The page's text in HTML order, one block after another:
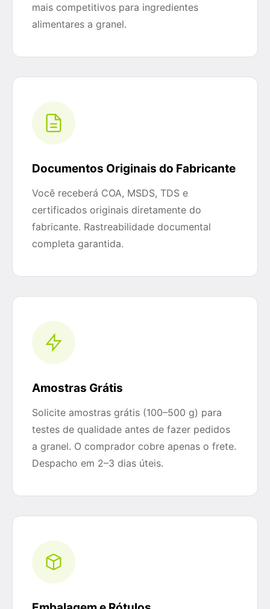
mais competitivos para ingredientes
alimentares a granel.
Documentos Originais do Fabricante
Você receberá COA, MSDS, TDS e
certificados originais diretamente do
fabricante. Rastreabilidade documental
completa garantida.
Amostras Grátis
Solicite amostras grátis (100–500 g) para
testes de qualidade antes de fazer pedidos
a granel. O comprador cobre apenas o frete.
Despacho em 2–3 dias úteis.